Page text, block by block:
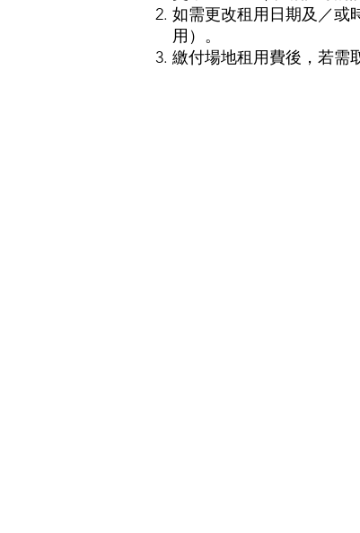
如需更改租用日期及／或
用）。
繳付場地租用費後，若需